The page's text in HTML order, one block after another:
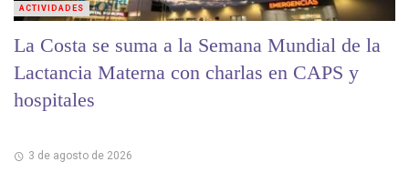
La Costa se suma a la Semana Mundial de la
Lactancia Materna con charlas en CAPS y
hospitales
3 de agosto de 2026
ACTIVIDADES